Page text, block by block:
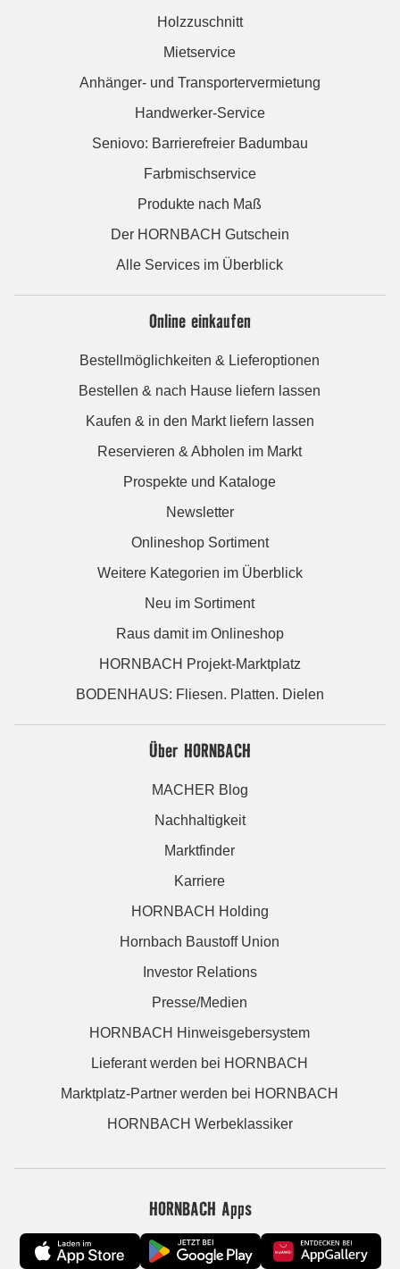
Holzzuschnitt
Mietservice
Anhänger- und Transportervermietung
Handwerker-Service
Seniovo: Barrierefreier Badumbau
Farbmischservice
Produkte nach Maß
Der HORNBACH Gutschein
Alle Services im Überblick
Online einkaufen
Bestellmöglichkeiten & Lieferoptionen
Bestellen & nach Hause liefern lassen
Kaufen & in den Markt liefern lassen
Reservieren & Abholen im Markt
Prospekte und Kataloge
Newsletter
Onlineshop Sortiment
Weitere Kategorien im Überblick
Neu im Sortiment
Raus damit im Onlineshop
HORNBACH Projekt-Marktplatz
BODENHAUS: Fliesen. Platten. Dielen
Über HORNBACH
MACHER Blog
Nachhaltigkeit
Marktfinder
Karriere
HORNBACH Holding
Hornbach Baustoff Union
Investor Relations
Presse/Medien
HORNBACH Hinweisgebersystem
Lieferant werden bei HORNBACH
Marktplatz-Partner werden bei HORNBACH
HORNBACH Werbeklassiker
HORNBACH Apps